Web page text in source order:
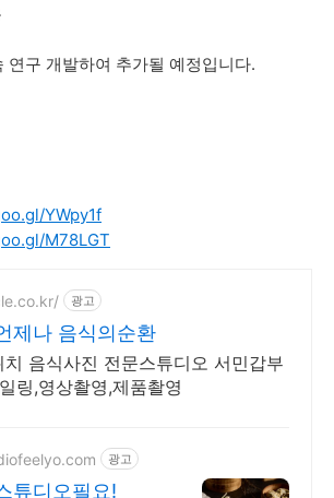
연구 개발하여 추가될 예정입니다.
YWpy1f
M78LGT
광고
제나 음식의순환
음식사진 전문스튜디오 서민갑부
링,영상촬영,제품촬영
광고
튜디오필요!